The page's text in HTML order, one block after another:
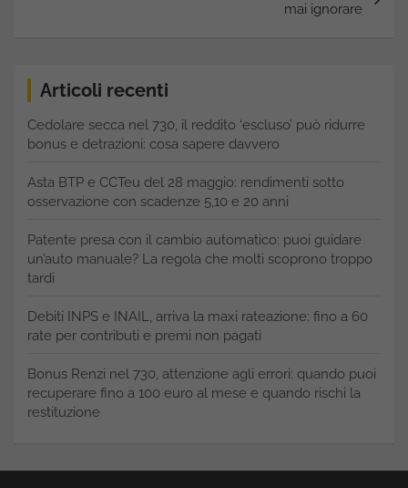
mai ignorare
Articoli recenti
Cedolare secca nel 730, il reddito ‘escluso’ può ridurre
bonus e detrazioni: cosa sapere davvero
Asta BTP e CCTeu del 28 maggio: rendimenti sotto
osservazione con scadenze 5,10 e 20 anni
Patente presa con il cambio automatico: puoi guidare
un’auto manuale? La regola che molti scoprono troppo
tardi
Debiti INPS e INAIL, arriva la maxi rateazione: fino a 60
rate per contributi e premi non pagati
Bonus Renzi nel 730, attenzione agli errori: quando puoi
recuperare fino a 100 euro al mese e quando rischi la
restituzione